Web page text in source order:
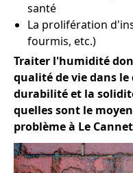
santé
La prolifération
fourmis, etc.)
Traiter l'humidité
qualité de vie dans
durabilité et la
quelles sont le
problème à Le